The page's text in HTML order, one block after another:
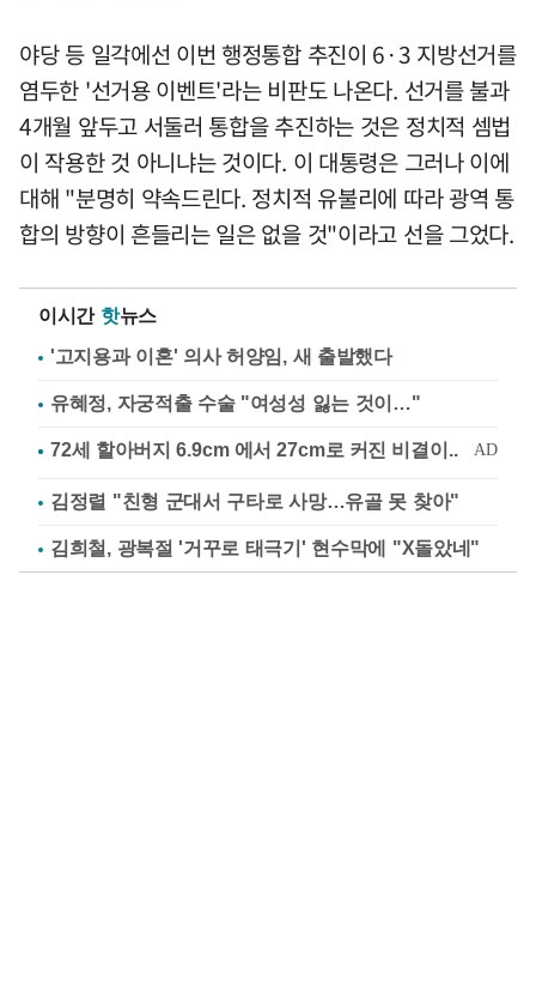
야당 등 일각에선 이번 행정통합 추진이 6·3 지방선거를
염두한 '선거용 이벤트'라는 비판도 나온다. 선거를 불과
4개월 앞두고 서둘러 통합을 추진하는 것은 정치적 셈법
이 작용한 것 아니냐는 것이다. 이 대통령은 그러나 이에
대해 "분명히 약속드린다. 정치적 유불리에 따라 광역 통
합의 방향이 흔들리는 일은 없을 것"이라고 선을 그었다.
이시간 핫뉴스
'고지용과 이혼' 의사 허양임, 새 출발했다
유혜정, 자궁적출 수술 "여성성 잃는 것이…"
김정렬 "친형 군대서 구타로 사망…유골 못 찾아"
김희철, 광복절 '거꾸로 태극기' 현수막에 "X돌았네"